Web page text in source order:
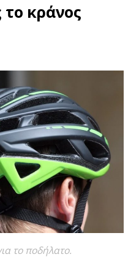
το κράνος
το ποδήλατο.